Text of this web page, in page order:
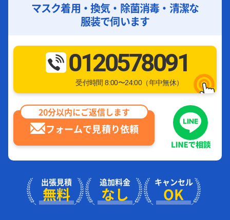
マスク着用・換気・除菌消毒・清潔な
服装で伺います
0120578091
受付時間 8:00〜24:00（年中無休）
フォームで見積り依頼
20分以内にご返信します
出張見積
無料
追加料金
なし
キャンセル
OK